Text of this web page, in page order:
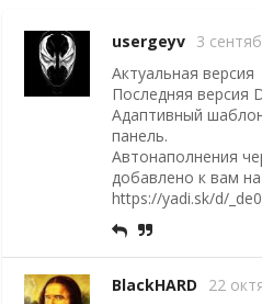
usergeyv 3
Актуальная версия
Последняя версия
Адаптивный
панель.
Автонаполнения
добавлено к вам
https://yadi.sk/d/
BlackHARD 22